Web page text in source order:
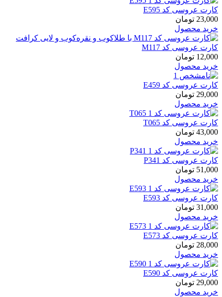
کارت عروسی کد E595
23,000 تومان
خرید محصول
کارت عروسی کد M117
12,000 تومان
خرید محصول
کارت عروسی کد E459
29,000 تومان
خرید محصول
کارت عروسی کد T065
43,000 تومان
خرید محصول
کارت عروسی کد P341
51,000 تومان
خرید محصول
کارت عروسی کد E593
31,000 تومان
خرید محصول
کارت عروسی کد E573
28,000 تومان
خرید محصول
کارت عروسی کد E590
29,000 تومان
خرید محصول